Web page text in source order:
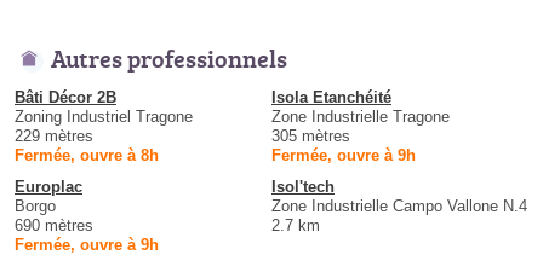
Autres professionnels
Bâti Décor 2B
Zoning Industriel Tragone
229 mètres
Fermée, ouvre à 8h
Isola Etanchéité
Zone Industrielle Tragone
305 mètres
Fermée, ouvre à 9h
Europlac
Borgo
690 mètres
Fermée, ouvre à 9h
Isol'tech
Zone Industrielle Campo Vallone N.4
2.7 km